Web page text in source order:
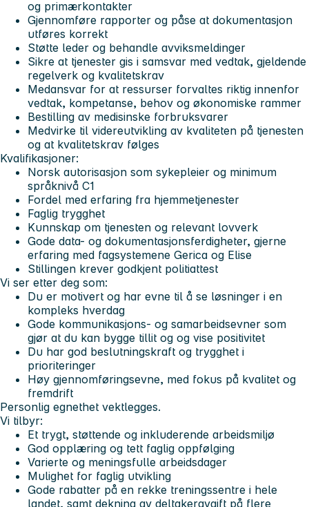
og primærkontakter
Gjennomføre rapporter og påse at dokumentasjon
utføres korrekt
Støtte leder og behandle avviksmeldinger
Sikre at tjenester gis i samsvar med vedtak, gjeldende
regelverk og kvalitetskrav
Medansvar for at ressurser forvaltes riktig innenfor
vedtak, kompetanse, behov og økonomiske rammer
Bestilling av medisinske forbruksvarer
Medvirke til videreutvikling av kvaliteten på tjenesten
og at kvalitetskrav følges
Kvalifikasjoner:
Norsk autorisasjon som sykepleier og minimum
språknivå C1
Fordel med erfaring fra hjemmetjenester
Faglig trygghet
Kunnskap om tjenesten og relevant lovverk
Gode data- og dokumentasjonsferdigheter, gjerne
erfaring med fagsystemene Gerica og Elise
Stillingen krever godkjent politiattest
Vi ser etter deg som:
Du er motivert og har evne til å se løsninger i en
kompleks hverdag
Gode kommunikasjons- og samarbeidsevner som
gjør at du kan bygge tillit og og vise positivitet
Du har god beslutningskraft og trygghet i
prioriteringer
Høy gjennomføringsevne, med fokus på kvalitet og
fremdrift
Personlig egnethet vektlegges.
Vi tilbyr:
Et trygt, støttende og inkluderende arbeidsmiljø
God opplæring og tett faglig oppfølging
Varierte og meningsfulle arbeidsdager
Mulighet for faglig utvikling
Gode rabatter på en rekke treningssentre i hele
landet, samt dekning av deltakeravgift på flere